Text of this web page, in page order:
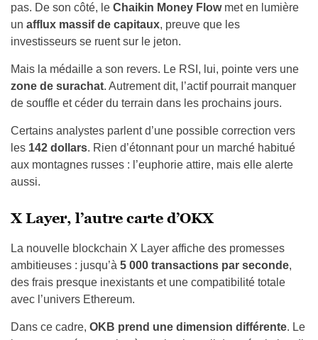
pas. De son côté, le Chaikin Money Flowmet en lumière
un afflux massif de capitaux, preuve que les
investisseurs se ruent sur le jeton.
Mais la médaille a son revers. Le RSI, lui, pointe vers une
zone de surachat. Autrement dit, l’actif pourrait manquer
de souffle et céder du terrain dans les prochains jours.
Certains analystes parlent d’une possible correction vers
les 142 dollars. Rien d’étonnant pour un marché habitué
aux montagnes russes : l’euphorie attire, mais elle alerte
aussi.
X Layer, l’autre carte d’OKX
La nouvelle blockchain X Layer affiche des promesses
ambitieuses : jusqu’à 5 000 transactions par seconde,
des frais presque inexistants et une compatibilité totale
avec l’univers Ethereum.
Dans ce cadre, OKB prend une dimension différente. Le